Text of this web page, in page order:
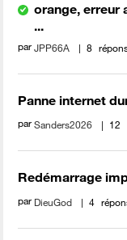
orange, erreur
...
parJPP66A 8
Panne internet
parSanders2026 12
Redémarrage
par DieuGod 4